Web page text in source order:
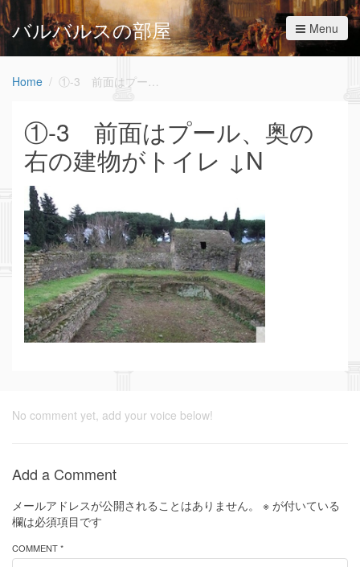
バルバルスの部屋 Menu
Home ①-3 前面はプール、奥の右の建物がトイレ ↓N
①-3 前面はプール、奥の
右の建物がトイレ ↓N
No comment yet, add your voice below!
Add a Comment
メールアドレスが公開されることはありません。 ※ が付いている
欄は必須項目です
COMMENT *